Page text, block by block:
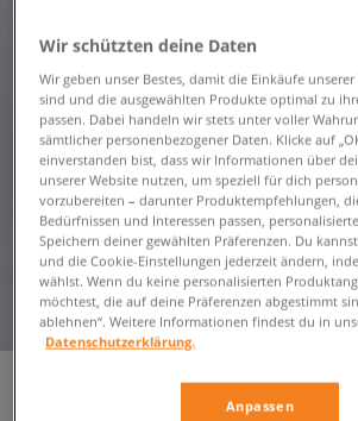
Wir schützten deine Daten
Wir geben unser Bestes, damit die Einkäufe
sind und die ausgewählten Produkte optimal zu
passen. Dabei handeln wir stets unter voller
sämtlicher personenbezogener Daten. Klicke auf
einverstanden bist, dass wir Informationen über
unserer Website nutzen, um speziell für dich
vorzubereiten – darunter Produktempfehlungen,
Bedürfnissen und Interessen passen,
Speichern deiner gewählten Präferenzen. Du
und die Cookie-Einstellungen jederzeit ändern,
wählst. Wenn du keine personalisierten
möchtest, die auf deine Präferenzen abgestimmt
ablehnen“. Weitere Informationen findest du in
Datenschutzerklärung.
Anpassen